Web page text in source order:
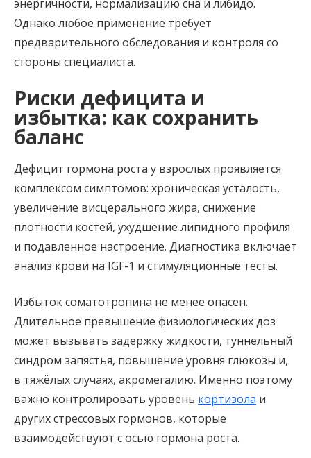
энергичности, нормализацию сна и либидо.
Однако любое применение требует
предварительного обследования и контроля со
стороны специалиста.
Риски дефицита и
избытка: как сохранить
баланс
Дефицит гормона роста у взрослых проявляется
комплексом симптомов: хроническая усталость,
увеличение висцерального жира, снижение
плотности костей, ухудшение липидного профиля
и подавленное настроение. Диагностика включает
анализ крови на IGF-1 и стимуляционные тесты.
Избыток соматотропина не менее опасен.
Длительное превышение физиологических доз
может вызывать задержку жидкости, туннельный
синдром запястья, повышение уровня глюкозы и,
в тяжёлых случаях, акромегалию. Именно поэтому
важно контролировать уровень кортизола и
других стрессовых гормонов, которые
взаимодействуют с осью гормона роста.